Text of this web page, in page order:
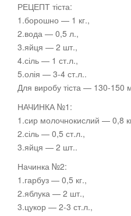
РЕЦЕПТ тіста:
1.борошно — 1 кг.,
2.вода — 0,5 л.,
3.яйця — 2 шт.,
4.сіль — 1 ст.л.,
5.олія — 3-4 ст.л..
Для виробу тіста — 130-150
НАЧИНКА №1:
1.сир молочнокислий — 0,8
2.сіль — 0,5 ст.л.,
3.яйця — 2 шт..
Начинка №2:
1.гарбуз — 0,5 кг.,
2.яблука — 2 шт.,
3.цукор — 2-3 ст.л.,